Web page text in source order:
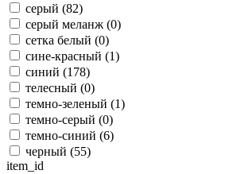
серый (82)
серый меланж (0)
сетка белый (0)
сине-красный (1)
синий (178)
телесный (0)
темно-зеленый (1)
темно-серый (0)
темно-синий (6)
черный (55)
item_id